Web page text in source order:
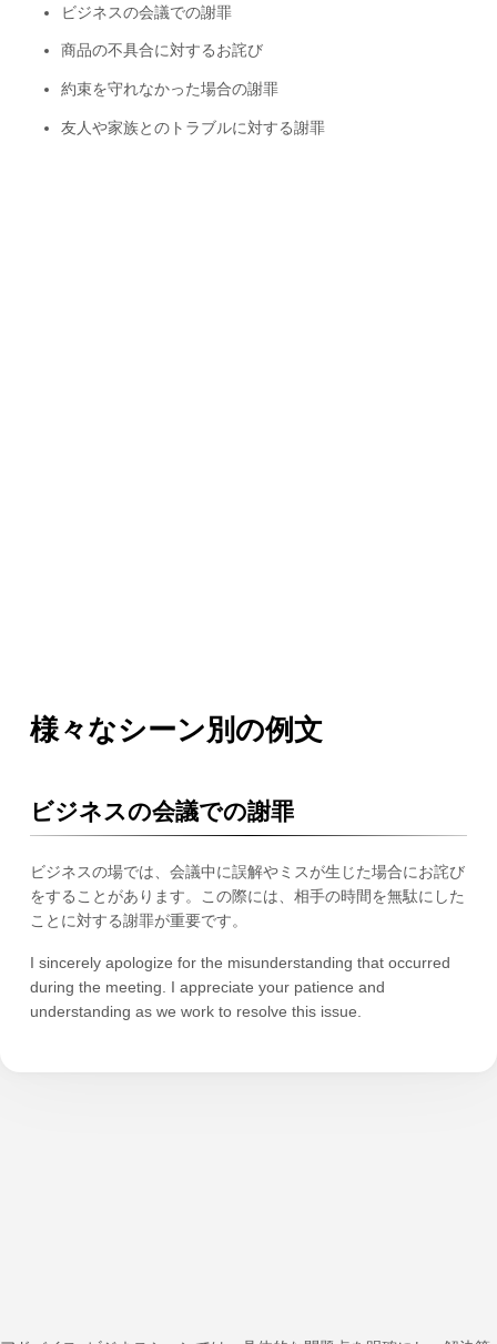
ビジネスの会議での謝罪
商品の不具合に対するお詫び
約束を守れなかった場合の謝罪
友人や家族とのトラブルに対する謝罪
様々なシーン別の例文
ビジネスの会議での謝罪
ビジネスの場では、会議中に誤解やミスが生じた場合にお詫び
をすることがあります。この際には、相手の時間を無駄にした
ことに対する謝罪が重要です。
I sincerely apologize for the misunderstanding that occurred
during the meeting. I appreciate your patience and
understanding as we work to resolve this issue.